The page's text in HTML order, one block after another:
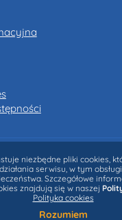
niezbędne pliki cookies,
serwisu, w tym
Szczegółowe
znajdują się w naszej
Polityka cookies
Rozumiem
zasad
na standardowy
zalogowany(a) (